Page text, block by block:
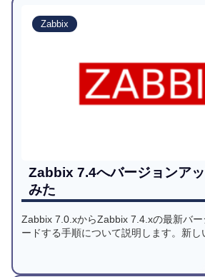
Zabbix
Zabbix 7.4へバージョンア
みた
Zabbix 7.0.xからZabbix 7.4.xの最新バ
ードする手順について説明します。新し
いただきたい方など、最新バージョン